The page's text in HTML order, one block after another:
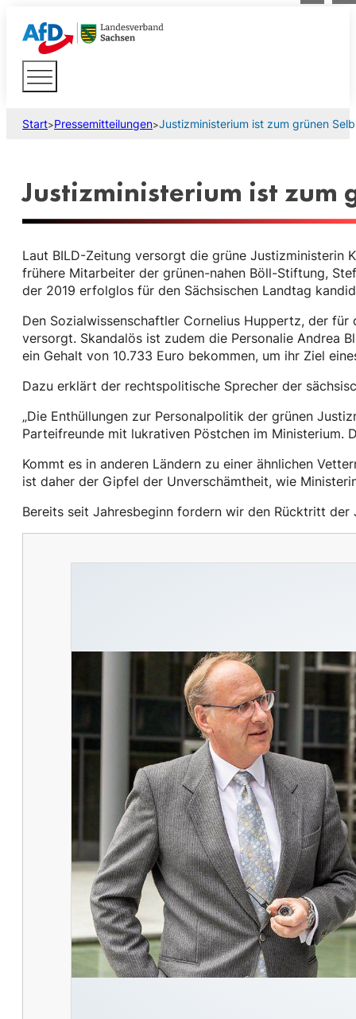
Start>Pressemitteilungen>Justizministerium ist zum grünen
Justizministerium ist zum
Laut BILD-Zeitung versorgt die grüne Justizministerin
frühere Mitarbeiter der grünen-nahen Böll-Stiftung,
der 2019 erfolglos für den Sächsischen Landtag
Den Sozialwissenschaftler Cornelius Huppertz, der
versorgt. Skandalös ist zudem die Personalie Andrea
ein Gehalt von 10.733 Euro bekommen, um ihr Ziel
Dazu erklärt der rechtspolitische Sprecher der
„Die Enthüllungen zur Personalpolitik der grünen
Parteifreunde mit lukrativen Pöstchen im Ministerium.
Kommt es in anderen Ländern zu einer ähnlichen
ist daher der Gipfel der Unverschämtheit, wie
Bereits seit Jahresbeginn fordern wir den Rücktritt